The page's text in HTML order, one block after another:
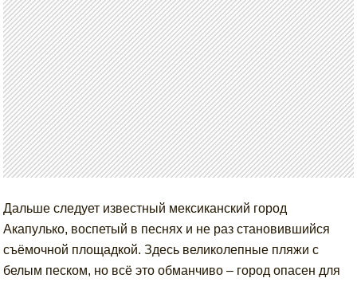
Дальше следует известный мексиканский город
Акапулько, воспетый в песнях и не раз становившийся
съёмочной площадкой. Здесь великолепные пляжи с
белым песком, но всё это обманчиво – город опасен для